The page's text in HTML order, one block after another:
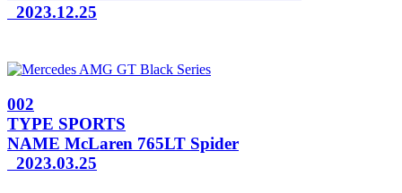
2023.12.25
002
TYPE SPORTS
NAME McLaren 765LT Spider
2023.03.25